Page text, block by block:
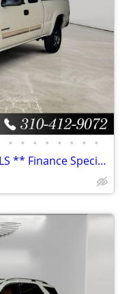
• • • • • • • •
2005 Chevrolet Silverado 2500HD LS ** Finance Specialists **